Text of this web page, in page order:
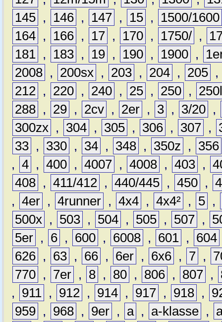
145 , 146 , 147 , 15 ,
1500/1600
164 , 166 , 17 , 170 , 1750/ ,
181 , 183 , 19 , 190 , 1900 ,
2008 , 200sx , 203 , 204 , 205 ,
212 , 220 , 240 , 25 , 250 ,
288 , 29 , 2cv , 2er , 3 , 3/20 ,
300zx , 304 , 305 , 306 , 307 ,
33 , 330 , 34 , 348 , 350z ,
356
, 4 , 400 , 4007 , 4008 , 403 ,
408 , 411/412 , 440/445 , 450 ,
, 4er , 4runner , 4x4 , 4x4² , 5 ,
500x , 503 , 504 , 505 , 507 ,
5er , 6 , 600 , 6008 , 601 , 604
626 , 63 , 66 , 6er , 6x6 , 7 ,
770 , 7er , 8 , 80 , 806 , 807 ,
,
911 , 912 , 914 , 917 , 918 ,
959 , 968 , 9er , a , a-klasse ,